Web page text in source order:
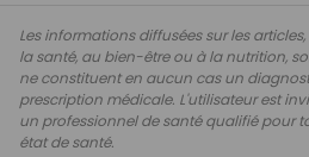
Les informations diffusées sur les
la santé, au bien-être ou à la nutrition,
ne constituent en aucun cas un
prescription médicale. L'utilisateur est
un professionnel de santé qualifié pour
état de santé.